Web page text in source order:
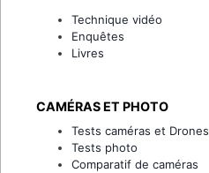
Technique vidéo
Enquêtes
Livres
CAMÉRAS ET PHOTO
Tests caméras et Drones
Tests photo
Comparatif de caméras